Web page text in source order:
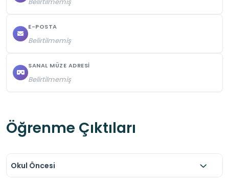
Belirtilmemiş
E-POSTA
Belirtilmemiş
SANAL MÜZE ADRESI
Belirtilmemiş
Öğrenme Çıktıları
Okul Öncesi